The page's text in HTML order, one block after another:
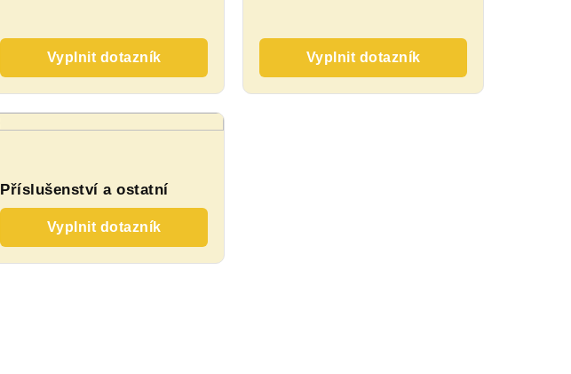
Vyplnit dotazník Vyplnit dotazník
Příslušenství a ostatní
Vyplnit dotazník